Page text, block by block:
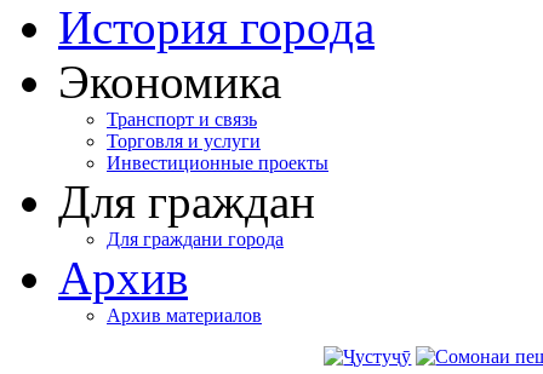
История города
Экономика
Транспорт и связь
Торговля и услуги
Инвестиционные проекты
Для граждан
Для граждани города
Архив
Архив материалов